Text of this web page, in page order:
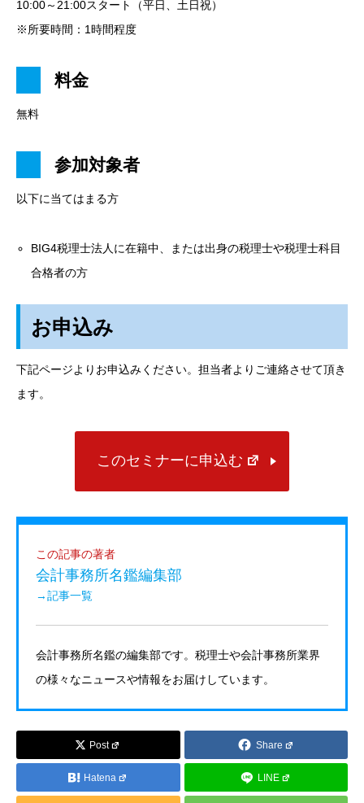
10:00～21:00スタート（平日、土日祝）
※所要時間：1時間程度
料金
無料
参加対象者
以下に当てはまる方
BIG4税理士法人に在籍中、または出身の税理士や税理士科目
合格者の方
お申込み
下記ページよりお申込みください。担当者よりご連絡させて頂き
ます。
このセミナーに申込む
この記事の著者
会計事務所名鑑編集部
→記事一覧
会計事務所名鑑の編集部です。税理士や会計事務所業界
の様々なニュースや情報をお届けしています。
Post Share
Hatena LINE